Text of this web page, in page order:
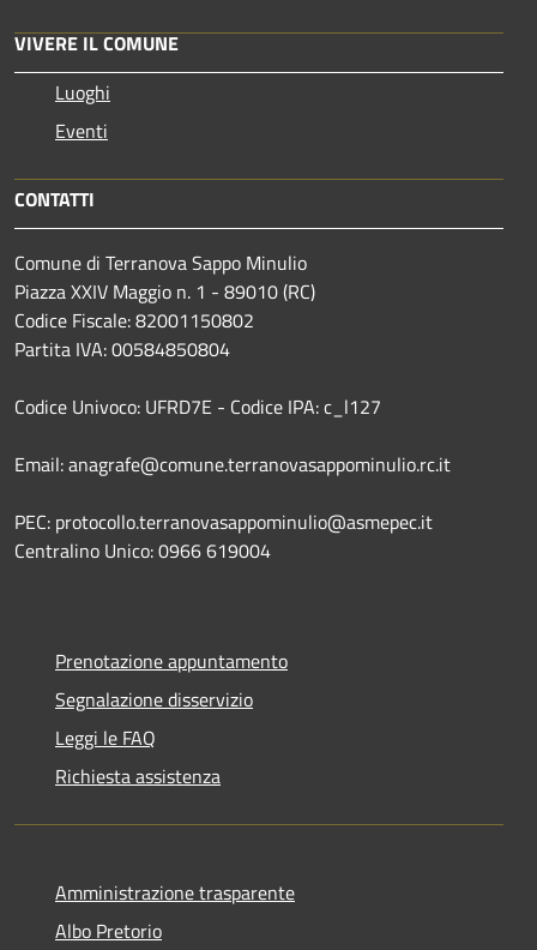
VIVERE IL COMUNE
Luoghi
Eventi
CONTATTI
Comune di Terranova Sappo Minulio
Piazza XXIV Maggio n. 1 - 89010 (RC)
Codice Fiscale: 82001150802
Partita IVA: 00584850804
Codice Univoco: UFRD7E - Codice IPA: c_l127
Email: anagrafe@comune.terranovasappominulio.rc.it
PEC: protocollo.terranovasappominulio@asmepec.it
Centralino Unico: 0966 619004
Prenotazione appuntamento
Segnalazione disservizio
Leggi le FAQ
Richiesta assistenza
Amministrazione trasparente
Albo Pretorio